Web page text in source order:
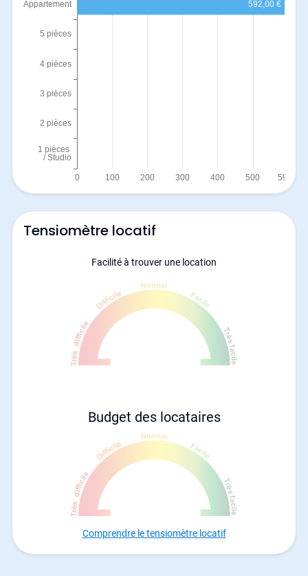
Tensiomètre locatif
Facilité à trouver une location
Budget des locataires
Comprendre le tensiomètre locatif